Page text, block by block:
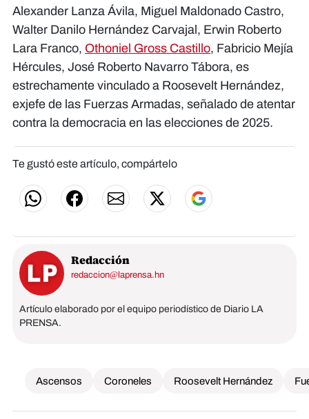
Alexander Lanza Ávila, Miguel Maldonado Castro,
Walter Danilo Hernández Carvajal, Erwin Roberto
Lara Franco, Othoniel Gross Castillo, Fabricio Mejía
Hércules, José Roberto Navarro Tábora, es
estrechamente vinculado a Roosevelt Hernández,
exjefe de las Fuerzas Armadas, señalado de atentar
contra la democracia en las elecciones de 2025.
Te gustó este artículo, compártelo
Redacción
redaccion@laprensa.hn
Artículo elaborado por el equipo periodístico de Diario LA
PRENSA.
Ascensos Coroneles Roosevelt Hernández